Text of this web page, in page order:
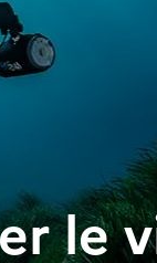
le